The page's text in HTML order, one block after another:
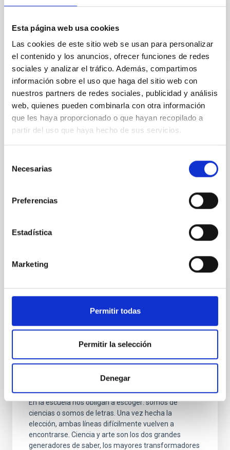
Esta página web usa cookies
Las cookies de este sitio web se usan para personalizar
el contenido y los anuncios, ofrecer funciones de redes
sociales y analizar el tráfico. Además, compartimos
información sobre el uso que haga del sitio web con
nuestros partners de redes sociales, publicidad y análisis
web, quienes pueden combinarla con otra información
que les haya proporcionado o que hayan recopilado a
partir del uso que haya hecho de sus servicios.
Necesarias
Preferencias
Estadística
Marketing
Permitir todas
Permitir la selección
Denegar
NOTA DE PRENSA
Cosmología en la Segunda Residencia
artística del festival KEROXEN 2016
El IAC participa en este evento multidisciplinar, que
Espacio Cultural El Tanque de Santa Cruz de
Tenerife, con una charla y un espectáculo audiovisual
REPORTAJE
experiencia más hermosa que podemos
tener es el misterio. Es la emoción
fundamental que está en la cuna del
verdadero arte y la verdadera ciencia.
maravillarse, está igual que muerto y
En la escuela nos obligan a escoger: somos de
ciencias o somos de letras. Una vez hecha la
elección, ambas líneas difícilmente vuelven a
encontrarse. Ciencia y arte son los dos grandes
generadores de saber, los mayores transformadores